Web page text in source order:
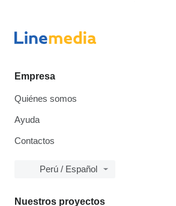
Empresa
Quiénes somos
Ayuda
Contactos
Perú / Español
Nuestros proyectos